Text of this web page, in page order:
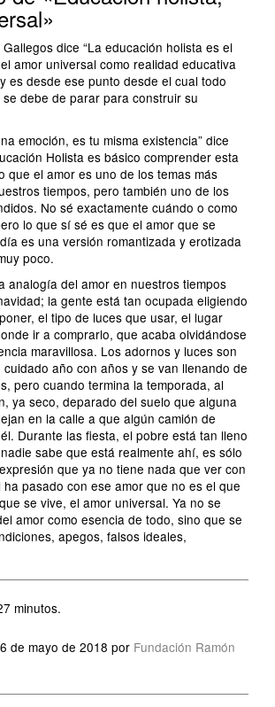
dice “La educación holista es el
amor universal como realidad educativa
es desde ese punto desde el cual todo
debe de parar para construir su
emoción, es tu misma existencia” dice
Holista es básico comprender esta
que el amor es uno de los temas más
tiempos, pero también uno de los
No sé exactamente cuándo o como
lo que sí sé es que el amor que se
es una versión romantizada y erotizada
poco.
analogía del amor en nuestros tiempos
la gente está tan ocupada eligiendo
el tipo de luces que usar, el lugar
ir a comprarlo, que acaba olvidándose
maravillosa. Los adornos y luces son
año con años y se van llenando de
pero cuando termina la temporada, al
ya seco, deparado del suelo que alguna
en la calle a que algún camión de
Durante las fiesta, el pobre está tan lleno
sabe que está realmente ahí, es sólo
que ya no tiene nada que ver con
ha pasado con ese amor que no es el que
se vive, el amor universal. Ya no se
amor como esencia de todo, sino que se
apegos, falsos ideales,
minutos.
de mayo de 2018 por Fundación Ramón